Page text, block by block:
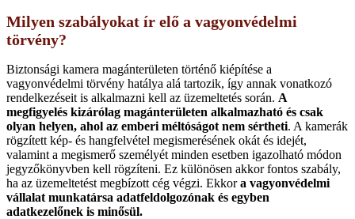
Milyen szabályokat ír elő a vagyonvédelmi
törvény?
Biztonsági kamera magánterületen történő kiépítése a
vagyonvédelmi törvény hatálya alá tartozik, így annak vonatkozó
rendelkezéseit is alkalmazni kell az üzemeltetés során. A
megfigyelés kizárólag magánterületen alkalmazható és csak
olyan helyen, ahol az emberi méltóságot nem sértheti. A kamerák
rögzített kép- és hangfelvétel megismerésének okát és idejét,
valamint a megismerő személyét minden esetben igazolható módon
jegyzőkönyvben kell rögzíteni. Ez különösen akkor fontos szabály,
ha az üzemeltetést megbízott cég végzi. Ekkora vagyonvédelmi
vállalat munkatársa adatfeldolgozónak és egyben
adatkezelőnek is minősül.